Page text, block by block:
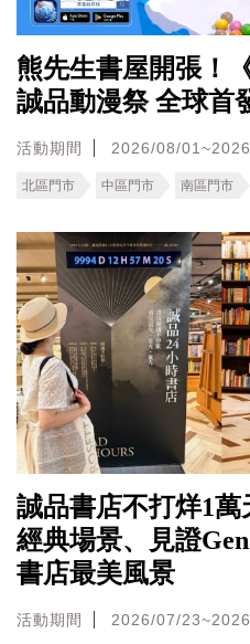
熊先生書屋開張！
誠品動漫祭 全球首
活動期間 2026/08/
北區門市 中區門市 南區門市
誠品書店不打烊1萬
經典場景、見證
書店最美風景
活動期間 2026/07/